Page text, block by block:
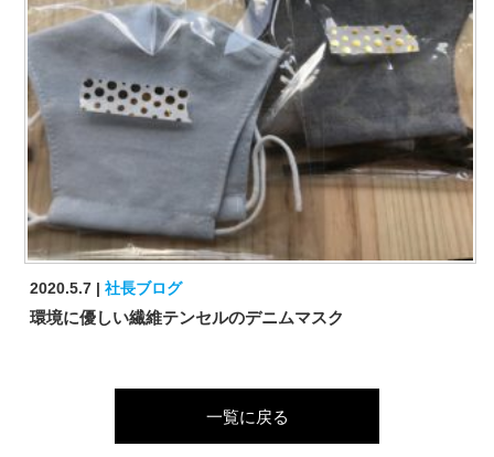
2020.5.7 社長ブログ
環境に優しい繊維テンセルのデニムマスク
一覧に戻る